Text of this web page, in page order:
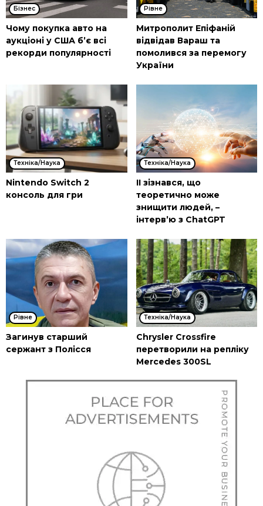
Бізнес
Чому покупка авто на
аукціоні у США б’є всі
рекорди популярності
Рівне
Митрополит Епіфаній
відвідав Вараш та
помолився за перемогу
України
Техніка/Наука
Nintendo Switch 2
консоль для гри
Техніка/Наука
ІІ зізнався, що
теоретично може
знищити людей, –
інтерв’ю з ChatGPT
Рівне
Загинув старший
сержант з Полісся
Техніка/Наука
Chrysler Crossfire
перетворили на репліку
Mercedes 300SL